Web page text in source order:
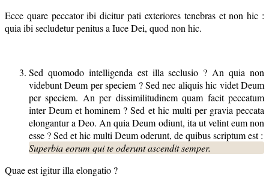
Ecce quare peccator ibi dicitur pati exteriores tenebras et non hic :
quia ibi secludetur penitus a Iuce Dei, quod non hic.
Sed quomodo intelligenda est illa seclusio ? An quia non
videbunt Deum per speciem ? Sed nec aliquis hic videt Deum
per speciem. An per dissimilitudinem quam facit peccatum
inter Deum et hominem ? Sed et hic multi per gravia peccata
elongantur a Deo. An quia Deum odiunt, ita ut velint eum non
esse ? Sed et hic multi Deum oderunt, de quibus scriptum est :
Superbia eorum qui te oderunt ascendit semper.
Quae est igitur illa elongatio ?